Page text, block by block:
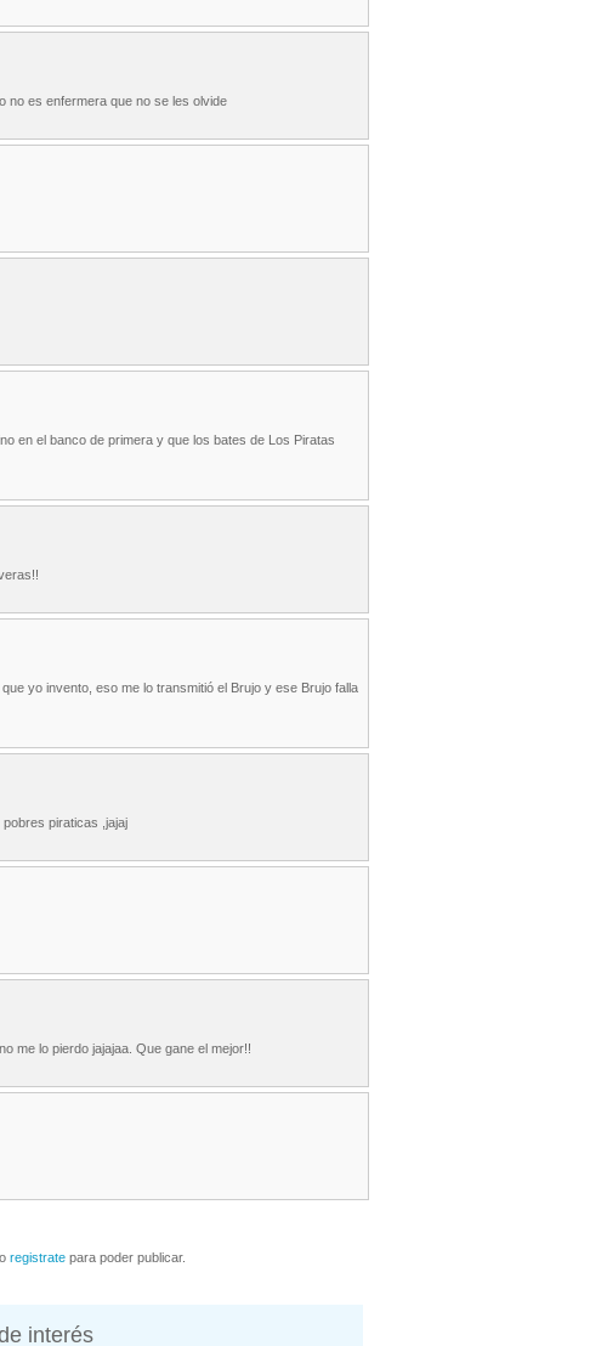
no es enfermera que no se les olvide
en el banco de primera y que los bates de Los Piratas
yo invento, eso me lo transmitió el Brujo y ese Brujo falla
piraticas ,jajaj
me lo pierdo jajajaa. Que gane el mejor!!
o registrate para poder publicar.
interés